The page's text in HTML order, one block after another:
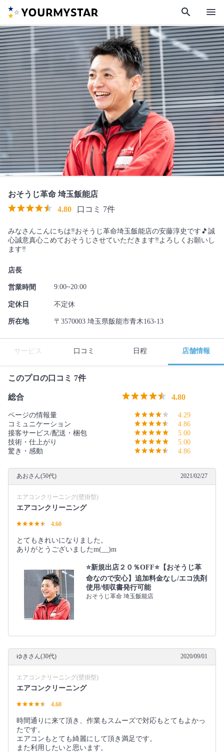
search menu
おそうじ革命 埼玉飯能店
4.80
口コミ 7件
みなさんこんにちは‼️おそうじ革命埼玉飯能店の安藤淳史です🎵誠
心誠意真心こめておそうじさせていただきます‼️よろしくお願いし
ます‼️
店長
営業時間 9:00~20:00
定休日 不定休
所在地 〒3570003 埼玉県飯能市青木163-13
サービス 口コミ 日程 店舗情報
このプロの口コミ 7件
総合 4.80
ページの情報量
4.29
コミュニケーション
4.86
接客サービス/配送・梱包
5.00
技術・仕上がり
5.00
驚き・感動
4.86
あおさん(50代) 2021/02/27
エアコンクリーニング(壁掛型)
エアコンクリーニング
4.60
とてもきれいになりました。
ありがとうございましたm(__)m
⭐️新規出店２０％OFF⭐️【おそうじ革
命なので安心】追加料金なし/エコ洗剤
使用/領収書発行可能
おそうじ革命 埼玉飯能店
ゆきさん(30代) 2020/09/01
エアコンクリーニング(壁掛型)
エアコンクリーニング
4.60
時間通りに来て頂き、作業もスムーズで対応もとてもよかっ
たです。
エアコンもとても綺麗にして頂き満足です。
また利用したいと思います。